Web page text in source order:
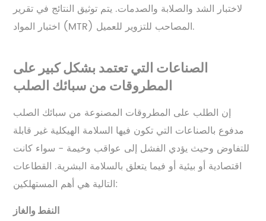
لاختبار الشد والصلابة والصدمات. يتم توثيق النتائج في تقرير
اختبار المواد (MTR) المصاحب للتزوير للعميل.
الصناعات التي تعتمد بشكل كبير على
المطروقات من سبائك الصلب
إن الطلب على المطروقات المصنوعة من سبائك الصلب
مدفوع بالصناعات التي تكون فيها السلامة الهيكلية غير قابلة
للتفاوض وحيث يؤدي الفشل إلى عواقب وخيمة - سواء كانت
اقتصادية أو بيئية أو فيما يتعلق بالسلامة البشرية. القطاعات
التالية هي أهم المستهلكين:
النفط والغاز